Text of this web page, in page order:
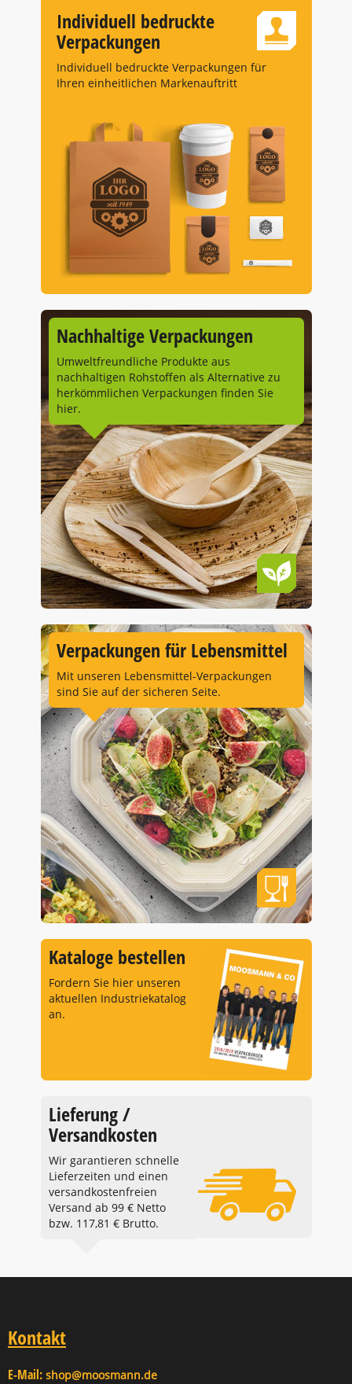
Individuell bedruckte
Verpackungen
Individuell bedruckte Verpackungen für
Ihren einheitlichen Markenauftritt
Nachhaltige Verpackungen
Umweltfreundliche Produkte aus
nachhaltigen Rohstoffen als Alternative zu
herkömmlichen Verpackungen finden Sie
hier.
Verpackungen für Lebensmittel
Mit unseren Lebensmittel-Verpackungen
sind Sie auf der sicheren Seite.
Kataloge bestellen
Fordern Sie hier unseren
aktuellen Industriekatalog
an.
Lieferung /
Versandkosten
Wir garantieren schnelle
Lieferzeiten und einen
versandkostenfreien
Versand ab 99 € Netto
bzw. 117,81 € Brutto.
Kontakt
E-Mail: shop@moosmann.de